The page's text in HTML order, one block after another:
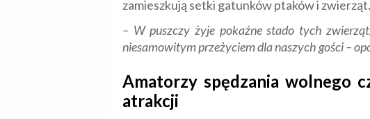
zamieszkują setki gatunków ptaków i
– W puszczy żyje pokaźne stado tych
niesamowitym przeżyciem dla naszych gości –
Amatorzy spędzania wolnego
atrakcji